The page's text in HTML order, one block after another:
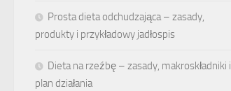
Prosta dieta odchudzająca – zasady,
produkty i przykładowy jadłospis
Dieta na rzeźbę – zasady, makroskładniki i
plan działania